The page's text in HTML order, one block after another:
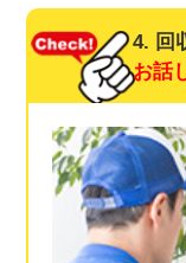
4. 回
お話